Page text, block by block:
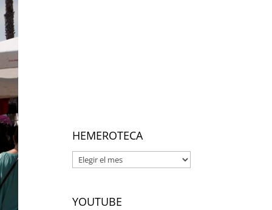
HEMEROTECA
Hemeroteca
YOUTUBE